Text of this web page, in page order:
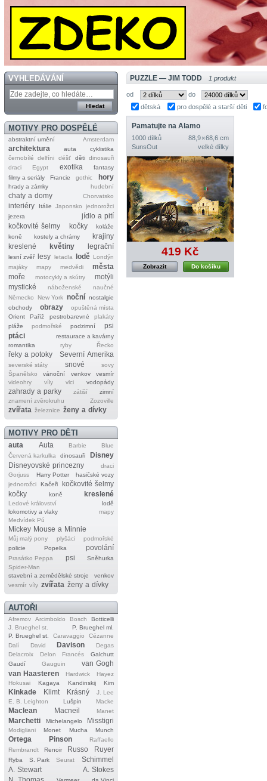
VYHLEDÁVÁNÍ
MOTIVY PRO DOSPĚLÉ
abstraktní umění Amsterdam
architektura auta
cyklistika
černobílé
delfíni déšť děti dinosauři
draci
Egypt exotika
fantasy
filmy a seriály
Francie gothic hory
hrady a zámky hudební
chaty a domy Chorvatsko
interiéry Itálie Japonsko
jednorožci
jezera
jídlo a pití
kočkovité šelmy
kočky
koláže
koně
kostely a chrámy
krajiny
kreslené
květiny legrační
lesní zvěř lesy letadla lodě Londýn
majáky
mapy medvědi
města
moře
motocykly a skútry
motýli
mystické
náboženské
naučné
Německo
New York noční nostalgie
obchody
obrazy
opuštěná místa
Orient
Paříž pestrobarevné
plakáty
pláže
podmořské podzimní
psi
ptáci
restaurace a kavárny
romantika
ryby Řecko
řeky a potoky Severní Amerika
severské státy snové
sovy
Španělsko
vánoční venkov
vesmír
videohry
víly vlci vodopády
zahrady a parky zátiší
zimní
znamení zvěrokruhu
Zozoville
zvířata železnice ženy a dívky
MOTIVY PRO DĚTI
auta Auta Barbie
Blue
Červená karkulka
dinosauři
Disney
Disneyovské princezny
draci
Gorjuss
Harry Potter
hasičské vozy
jednorožci
Kačeři
kočkovité šelmy
kočky
koně kreslené
Ledové království
lodě
lokomotivy a vlaky
mapy
Medvídek Pú
Mickey Mouse a Minnie
Můj malý pony plyšáci
podmořské
policie
Popelka povolání
Prasátko Peppa psi
Sněhurka
Spider‐Man
stavební a zemědělské stroje
venkov
vesmír víly zvířata ženy a dívky
AUTOŘI
Afremov Arcimboldo Bosch
Botticelli
J. Brueghel st.
P. Brueghel ml.
P. Brueghel st.
Caravaggio
Cézanne
Dalí
David Davison
Degas
Delacroix
Delon Francés
Galchutt
Gaudí
Gauguin
van Gogh
van Haasteren
Hardwick
Hayez
Hokusai
Kagaya Kandinskij Kim
Kinkade Klimt Krásný
J. Lee
E. B. Leighton
Lušpin Macke
Maclean Macneil Manet
Marchetti Michelangelo Misstigri
Modigliani Monet Mucha Munch
Ortega Pinson
Raffaello
Rembrandt
Renoir Russo Ruyer
Ryba S. Park Seurat
Schimmel
A. Stewart
A. Stokes
PUZZLE — JIM TODD 1 produkt
od
do
dětská
pro dospělé a starší děti
Pamatujte na Alamo
1000 dílků
88,9 × 68,6 cm
SunsOut
velké dílky
419 Kč
Do košíku
Zobrazit